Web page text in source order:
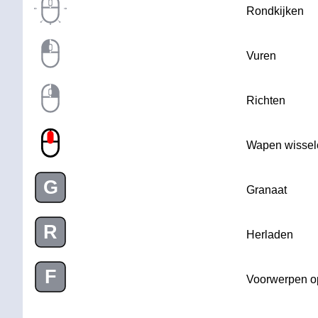
Rondkijken
Vuren
Richten
Wapen
G Granaat
R Herladen
F Voorwerpen